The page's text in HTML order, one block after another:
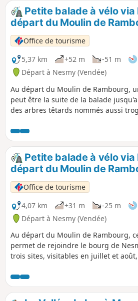
éviter donc.
Petite balade à vélo via
départ du Moulin de
Office de tourisme
5,37 km
+52 m -51 m
Départ à Nesmy (Vendée)
Au départ du Moulin de Rambourg,
peut être la suite de la balade
des arbres têtards nommés aussi
Petite balade à vélo via
départ du Moulin de
Office de tourisme
4,07 km
+31 m -25 m
Départ à Nesmy (Vendée)
Au départ du Moulin de Rambourg,
permet de rejoindre le bourg de
trois sites, visitables en juillet et
Nesmy.